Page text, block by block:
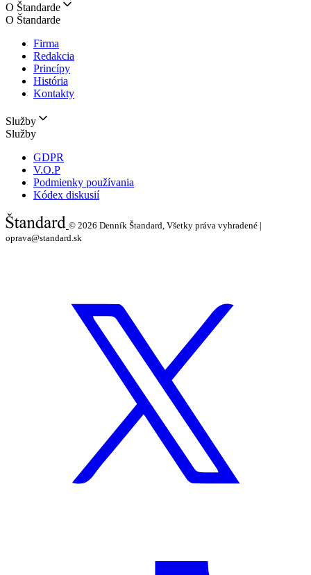
O Štandarde
O Štandarde
Firma
Redakcia
Princípy
História
Kontakty
Služby
Služby
GDPR
V.O.P
Podmienky používania
Kódex diskusií
© 2026 Denník Štandard, Všetky práva vyhradené |
oprava@standard.sk